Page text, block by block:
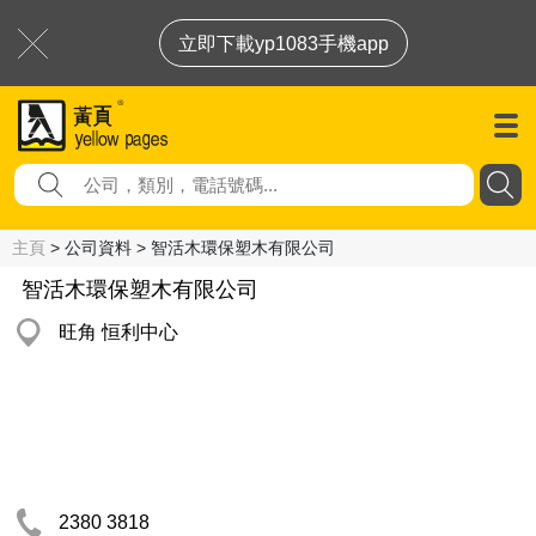
立即下載yp1083手機app
主頁 > 公司資料 > 智活木環保塑木有限公司
智活木環保塑木有限公司
旺角 恒利中心
2380 3818